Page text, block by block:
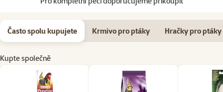
Často spolu kupujete Krmivo pro ptáky Hračky pro ptáky
Kupte společně